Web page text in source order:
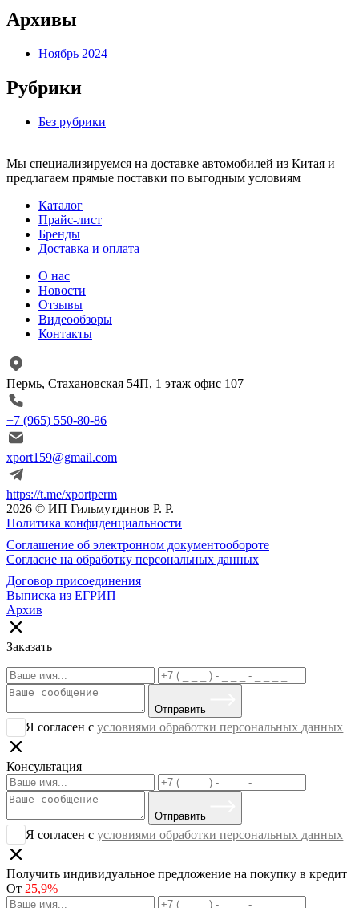
Архивы
Ноябрь 2024
Рубрики
Без рубрики
Мы специализируемся на доставке автомобилей из Китая и
предлагаем прямые поставки по выгодным условиям
Каталог
Прайс-лист
Бренды
Доставка и оплата
О нас
Новости
Отзывы
Видеообзоры
Контакты
Пермь, Стахановская 54П, 1 этаж офис 107
+7 (965) 550-80-86
xport159@gmail.com
https://t.me/xportperm
2026 © ИП Гильмутдинов Р. Р.
Политика конфиденциальности
Соглашение об электронном документообороте
Согласие на обработку персональных данных
Договор присоединения
Выписка из ЕГРИП
Архив
Заказать
Отправить
Я согласен сусловиями обработки персональных данных
Консультация
Отправить
Я согласен сусловиями обработки персональных данных
Получить индивидуальное предложение на покупку в кредит
От 25,9%